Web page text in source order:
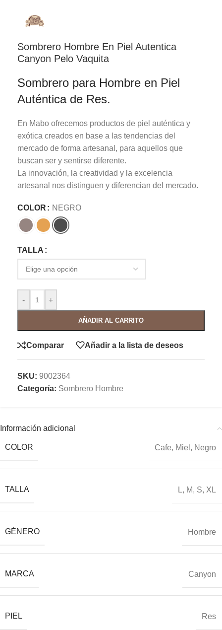
Sombrero Hombre En Piel Autentica
Canyon Pelo Vaquita
Sombrero para Hombre en Piel
Auténtica de Res.
En Mabo ofrecemos productos de piel auténtica y
exótica creados en base a las tendencias del
mercado de forma artesanal, para aquellos que
buscan ser y sentirse diferente.
La innovación, la creatividad y la excelencia
artesanal nos distinguen y diferencian del mercado.
COLOR NEGRO
TALLA
- +
AÑADIR AL CARRITO
Comparar Añadir a la lista de deseos
SKU: 9002364
Categoría: Sombrero Hombre
Información adicional
COLOR Cafe, Miel , Negro
TALLA L, M, S, XL
GÉNERO Hombre
MARCA Canyon
PIEL Res